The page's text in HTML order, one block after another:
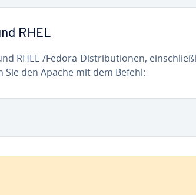
RHEL
RHEL-/Fedora-Dis­tri­bu­tio­nen,
Sie den Apache mit dem Befehl: